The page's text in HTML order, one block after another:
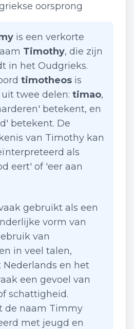
oorsprong
is een verkorte
Timothy, die zijn
in het Oudgrieks.
timotheos is
twee delen: timao,
betekent, en
betekent. De
van Timothy kan
als
eert' of 'eer aan
gebruikt als een
vorm van
van
in veel talen,
en het
een gevoel van
schattigheid.
de naam Timmy
met jeugd en